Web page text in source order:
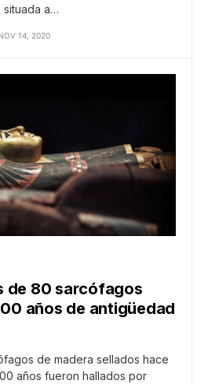
situada a…
14, 2020
de 80 sarcófagos
años de antigüedad
de madera sellados hace
años fueron hallados por